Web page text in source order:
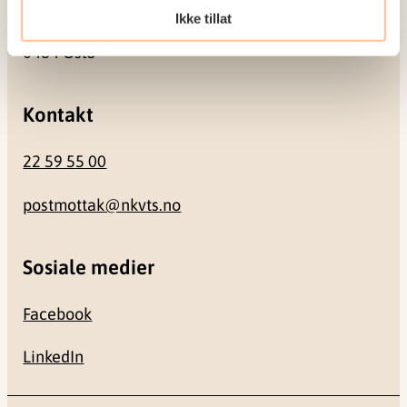
Ikke tillat
0484 Oslo
Kontakt
22 59 55 00
postmottak@nkvts.no
Sosiale medier
Facebook
LinkedIn